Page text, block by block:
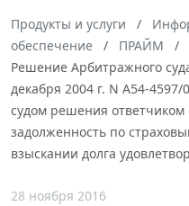
Продукты и услуги
обеспечение
ПРАЙМ
Решение Арбитражного
декабря 2004 г. N А54-
судом решения ответчиком
задолженность по
взыскании долга
28 ноября 2016